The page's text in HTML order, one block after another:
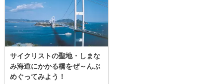
サイクリストの聖地・しまな
み海道にかかる橋をぜ～んぶ
めぐってみよう！